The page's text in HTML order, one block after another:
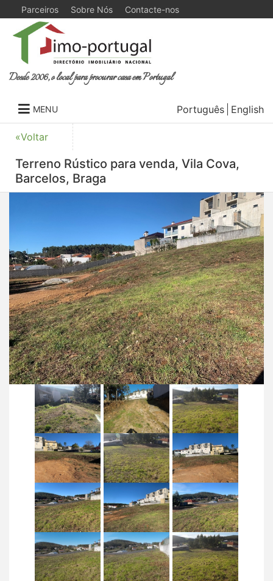
Parceiros Sobre Nós Contacte-nos
Desde 2006, o local para procurar casa em Portugal
MENU Português English
«Voltar
Terreno Rústico para venda, Vila Cova,
Barcelos, Braga